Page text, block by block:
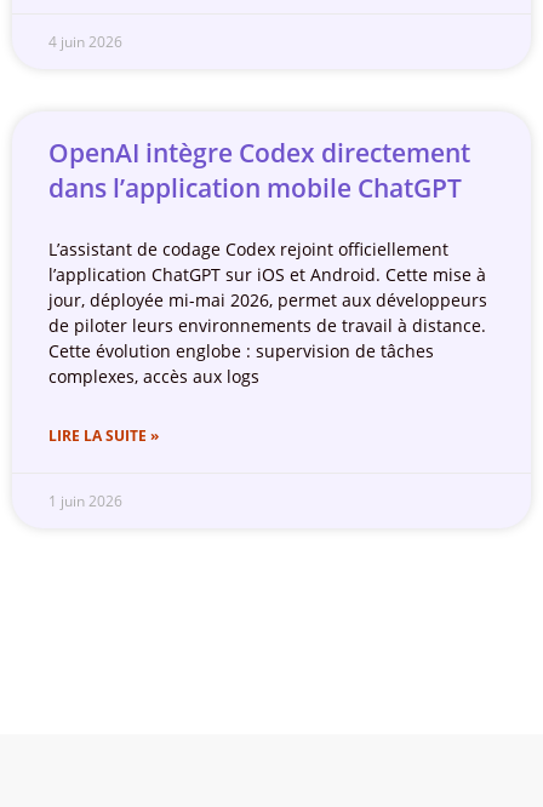
4 juin 2026
OpenAI intègre Codex directement
dans l’application mobile ChatGPT
L’assistant de codage Codex rejoint officiellement
l’application ChatGPT sur iOS et Android. Cette mise à
jour, déployée mi-mai 2026, permet aux développeurs
de piloter leurs environnements de travail à distance.
Cette évolution englobe : supervision de tâches
complexes, accès aux logs
LIRE LA SUITE »
1 juin 2026